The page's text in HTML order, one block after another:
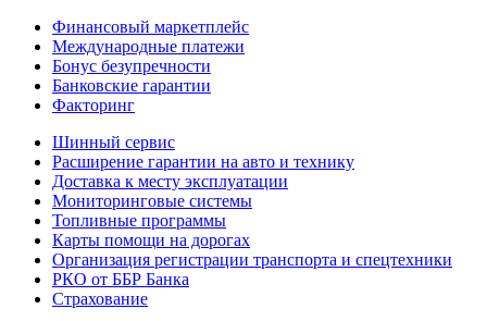
Финансовый маркетплейс
Международные платежи
Бонус безупречности
Банковские гарантии
Факторинг
Шинный сервис
Расширение гарантии на авто и технику
Доставка к месту эксплуатации
Мониторинговые системы
Топливные программы
Карты помощи на дорогах
Организация регистрации транспорта и спецтехники
РКО от ББР Банка
Страхование